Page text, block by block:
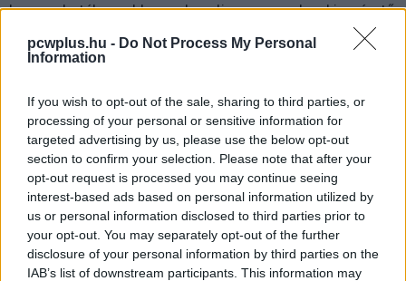
pcwplus.hu - Do Not Process My Personal
Information
If you wish to opt-out of the sale, sharing to third parties, or
processing of your personal or sensitive information for
targeted advertising by us, please use the below opt-out
section to confirm your selection. Please note that after your
opt-out request is processed you may continue seeing
interest-based ads based on personal information utilized by
us or personal information disclosed to third parties prior to
your opt-out. You may separately opt-out of the further
disclosure of your personal information by third parties on the
IAB’s list of downstream participants. This information may
hogy hatékonyabban kezelje a sok kisméretű,
párhuzamos memóriaigényt. Ez a mai többmagos, hibrid
processzorok és vegyes terhelések világában különösen
adatfolyamot kérnek, hanem sok, egymással versengő,
rövid kérést. Ezeknél pedig a kiszolgálási hatékonyság
legalább annyit számít, mint a nyers átviteli kapacitás.